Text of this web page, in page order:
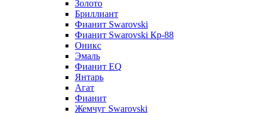
Золото
Бриллиант
Фианит Swarovski
Фианит Swarovski Кр-88
Оникс
Эмаль
Фианит EQ
Янтарь
Агат
Фианит
Жемчуг Swarovski